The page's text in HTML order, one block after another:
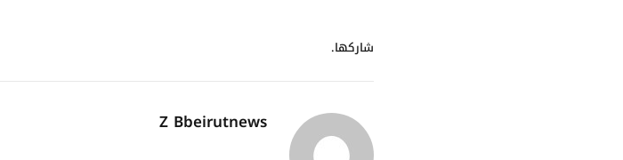
شاركها.
Z Bbeirutnews